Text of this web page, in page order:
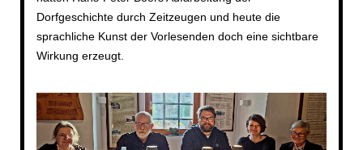
Dorfgeschichte durch Zeitzeugen und heute die
sprachliche Kunst der Vorlesenden doch eine sichtbare
Wirkung erzeugt.